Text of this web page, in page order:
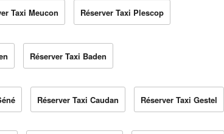
Taxi Meucon Réserver Taxi Plescop
Réserver Taxi Baden
Réserver Taxi Caudan Réserver Taxi Gestel